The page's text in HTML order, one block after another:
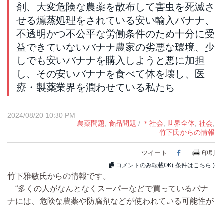
剤、大変危険な農薬を散布して害虫を死滅さ
せる燻蒸処理をされている安い輸入バナナ、
不透明かつ不公平な労働条件のため十分に受
益できていないバナナ農家の劣悪な環境、少
しでも安いバナナを購入しようと悪に加担
し、その安いバナナを食べて体を壊し、医
療・製薬業界を潤わせている私たち
2024/08/20 10:30 PM
農薬問題, 食品問題 / ＊社会, 世界全体, 社会,
竹下氏からの情報
ツイート Facebook
印刷
コメントのみ転載OK( 条件はこちら )
竹下雅敏氏からの情報です。
“多くの人がなんとなくスーパーなどで買っているバナ
ナには、危険な農薬や防腐剤などが使われている可能性が